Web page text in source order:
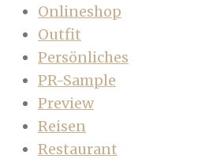
Onlineshop
Outfit
Persönliches
PR-Sample
Preview
Reisen
Restaurant